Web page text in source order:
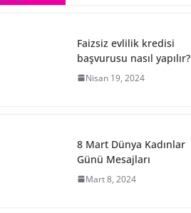
Faizsiz evlilik kredisi
başvurusu nasıl yapılır?
Nisan 19, 2024
8 Mart Dünya Kadınlar
Günü Mesajları
Mart 8, 2024